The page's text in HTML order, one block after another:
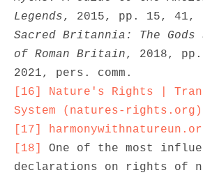
Legends
Sacred Britannia: The Gods
of Roman Britain, 2018,
[16]
Nature's Rights |
System (natures-rights.org)
[17]
[18]
One of the most
declarations on rights of